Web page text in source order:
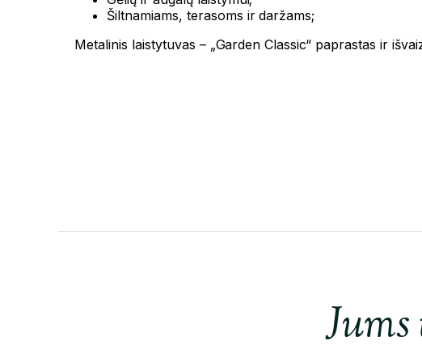
Šiltnamiams, terasoms ir daržams;
Metalinis laistytuvas – „Garden Classic“ paprastas ir